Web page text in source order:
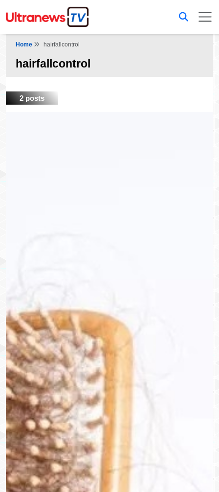
Home hairfallcontrol
hairfallcontrol
2 posts